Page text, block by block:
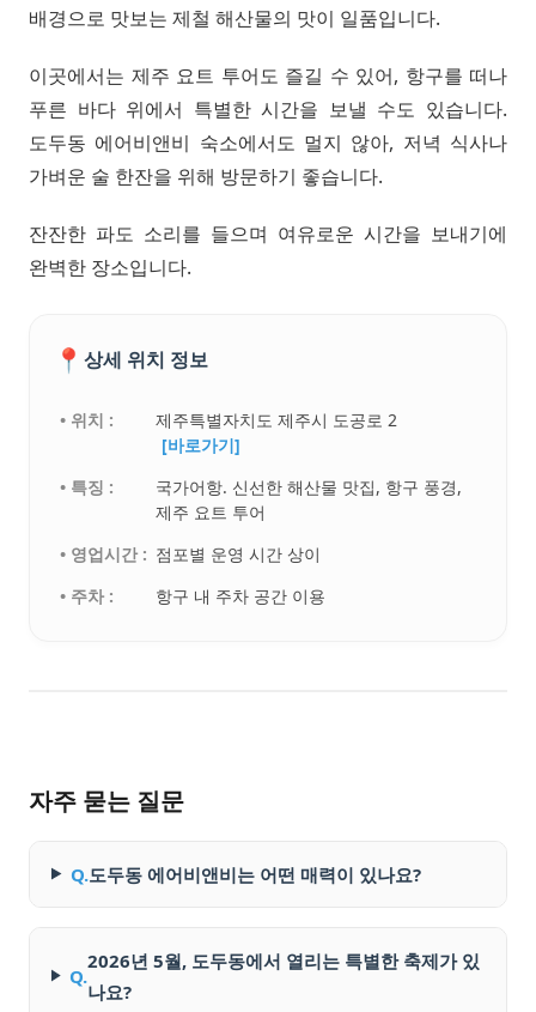
배경으로 맛보는 제철 해산물의 맛이 일품입니다.
이곳에서는 제주 요트 투어도 즐길 수 있어, 항구를 떠나
푸른 바다 위에서 특별한 시간을 보낼 수도 있습니다.
도두동 에어비앤비 숙소에서도 멀지 않아, 저녁 식사나
가벼운 술 한잔을 위해 방문하기 좋습니다.
잔잔한 파도 소리를 들으며 여유로운 시간을 보내기에
완벽한 장소입니다.
📍 상세 위치 정보
• 위치 :
제주특별자치도 제주시 도공로 2
[바로가기]
• 특징 :
국가어항. 신선한 해산물 맛집, 항구 풍경,
제주 요트 투어
• 영업시간 : 점포별 운영 시간 상이
• 주차 :
항구 내 주차 공간 이용
자주 묻는 질문
Q.도두동 에어비앤비는 어떤 매력이 있나요?
Q.
2026년 5월, 도두동에서 열리는 특별한 축제가 있
나요?